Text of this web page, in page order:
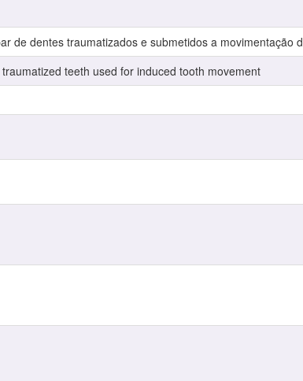
de dentes traumatizados e submetidos a movimentação
teeth used for induced tooth movement